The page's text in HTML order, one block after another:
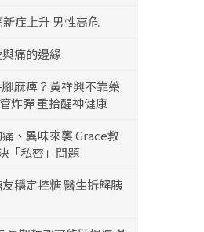
症上升 男性高危
與痛的邊緣
麻痺？黃祥興不靠藥
炸彈 重拾醒神健康
、異味來襲 Grace教
「私密」問題
穩定控糖 醫生拆解胰